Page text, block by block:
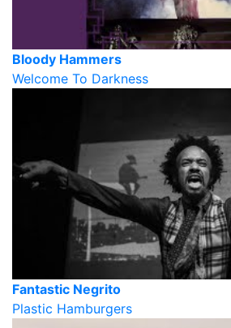
Bloody Hammers
Welcome To Darkness
Fantastic Negrito
Plastic Hamburgers